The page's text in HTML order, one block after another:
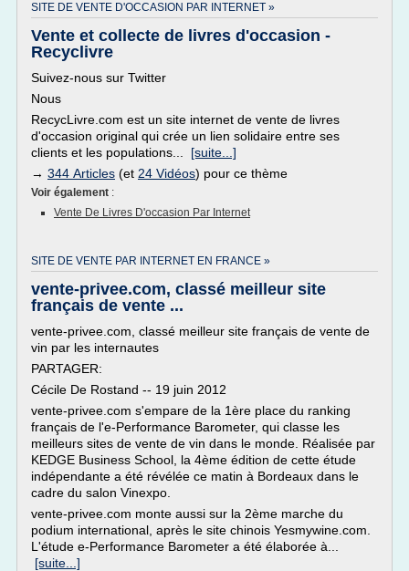
SITE DE VENTE D'OCCASION PAR INTERNET »
Vente et collecte de livres d'occasion -
Recyclivre
Suivez-nous sur Twitter
Nous
RecycLivre.com est un site internet de vente de livres
d'occasion original qui crée un lien solidaire entre ses
clients et les populations... [suite...]
→ 344 Articles (et 24 Vidéos) pour ce thème
Voir également :
Vente De Livres D'occasion Par Internet
SITE DE VENTE PAR INTERNET EN FRANCE »
vente-privee.com, classé meilleur site
français de vente ...
vente-privee.com, classé meilleur site français de vente de
vin par les internautes
PARTAGER:
Cécile De Rostand -- 19 juin 2012
vente-privee.com s'empare de la 1ère place du ranking
français de l'e-Performance Barometer, qui classe les
meilleurs sites de vente de vin dans le monde. Réalisée par
KEDGE Business School, la 4ème édition de cette étude
indépendante a été révélée ce matin à Bordeaux dans le
cadre du salon Vinexpo.
vente-privee.com monte aussi sur la 2ème marche du
podium international, après le site chinois Yesmywine.com.
L'étude e-Performance Barometer a été élaborée à...
[suite...]